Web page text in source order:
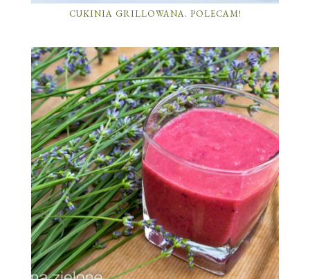
CUKINIA GRILLOWANA. POLECAM!